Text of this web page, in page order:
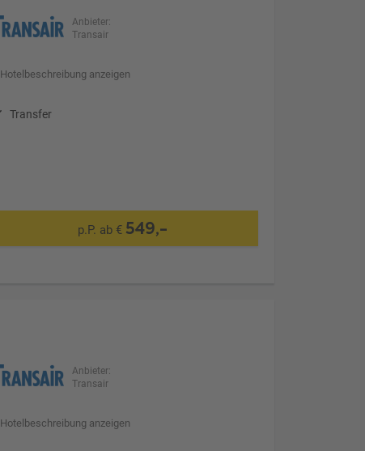
Anbieter:
Transair
Hotelbeschreibung anzeigen
Transfer
p.P. ab € 549,-
Anbieter:
Transair
Hotelbeschreibung anzeigen